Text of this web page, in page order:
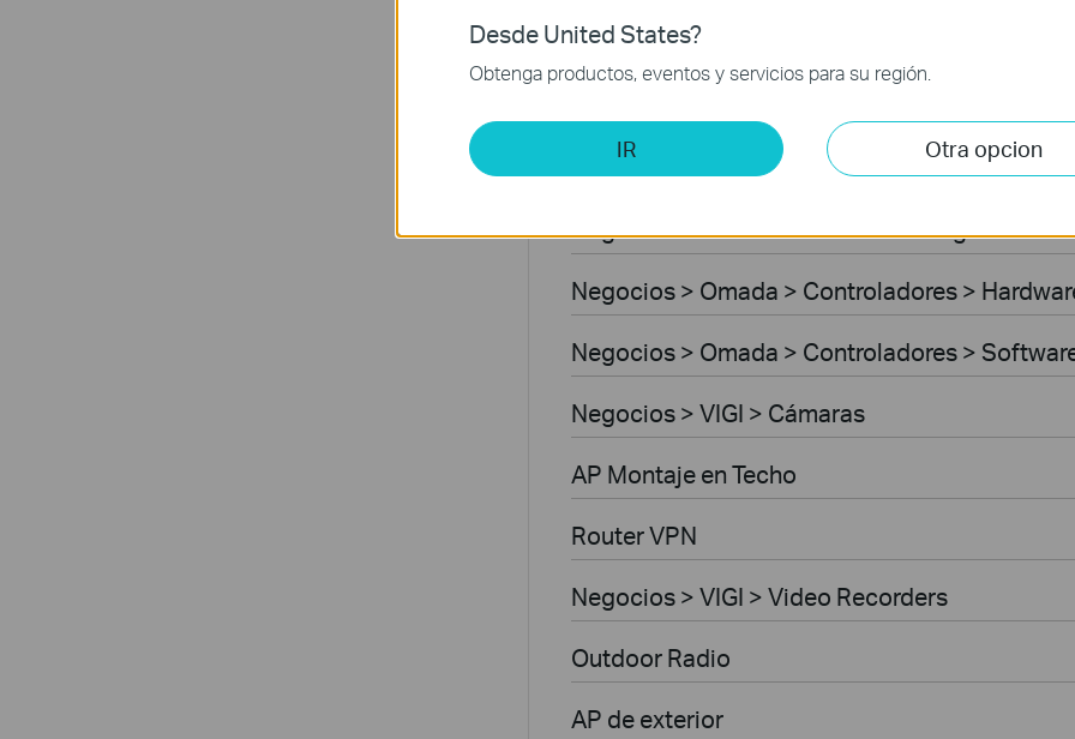
Negocios > Omada > Switches > Access
Negocios > Omada > Routers > Wired
Negocios > Omada > Routers > Integrated
Negocios > Omada > Controladores >
Negocios > Omada > Controladores >
Negocios > VIGI > Cámaras
AP Montaje en Techo
Router VPN
Negocios > VIGI > Video Recorders
Outdoor Radio
AP de exterior
Desde United States?
Obtenga productos, eventos y servicios para su región.
IR Otra opcion